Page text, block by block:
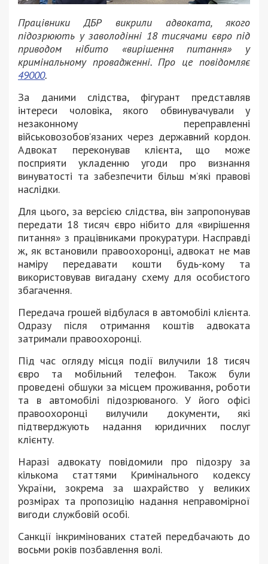
Працівники ДБР викрили адвоката, якого
підозрюють у заволодінні 18 тисячами євро під
приводом нібито «вирішення питання» у
кримінальному провадженні. Про це повідомляє
49000.
За даними слідства, фігурант представляв
інтереси чоловіка, якого обвинувачували у
незаконному переправленні
військовозобов’язаних через державний кордон.
Адвокат переконував клієнта, що може
посприяти укладенню угоди про визнання
винуватості та забезпечити більш м’які правові
наслідки.
Для цього, за версією слідства, він запропонував
передати 18 тисяч євро нібито для «вирішення
питання» з працівниками прокуратури. Насправді
ж, як встановили правоохоронці, адвокат не мав
наміру передавати кошти будь-кому та
використовував вигадану схему для особистого
збагачення.
Передача грошей відбулася в автомобілі клієнта.
Одразу після отримання коштів адвоката
затримали правоохоронці.
Під час огляду місця події вилучили 18 тисяч
євро та мобільний телефон. Також були
проведені обшуки за місцем проживання, роботи
та в автомобілі підозрюваного. У його офісі
правоохоронці вилучили документи, які
підтверджують надання юридичних послуг
клієнту.
Наразі адвокату повідомили про підозру за
кількома статтями Кримінального кодексу
України, зокрема за шахрайство у великих
розмірах та пропозицію надання неправомірної
вигоди службовій особі.
Санкції інкримінованих статей передбачають до
восьми років позбавлення волі.